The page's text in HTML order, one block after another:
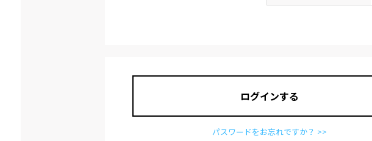
ログインする
パスワードをお忘れですか？ >>